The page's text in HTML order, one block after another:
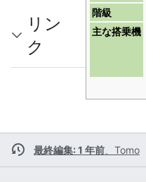
階級
主な搭乗機
リン
ク
最終編集: 1 年前 Tomo